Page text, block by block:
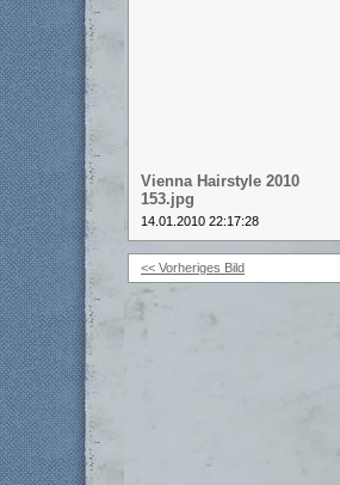
Vienna Hairstyle 2010
153.jpg
14.01.2010 22:17:28
<< Vorheriges Bild